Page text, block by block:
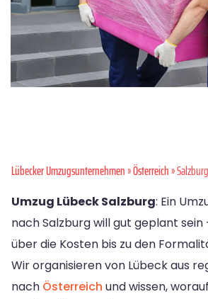
Lübecker Umzugsunternehmen»Österreich» Salzburg
Umzug Lübeck Salzburg: Ein
nach Salzburg will gut geplant sein
über die Kosten bis zu den
Wir organisieren von Lübeck aus
nach Österreich und wissen,